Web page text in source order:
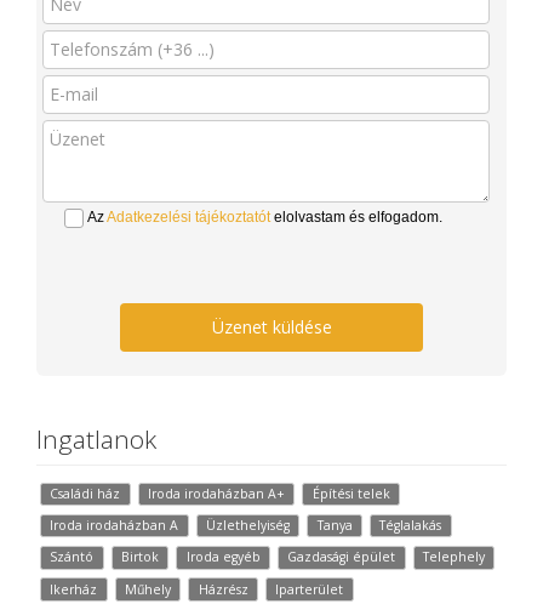
AzAdatkezelési tájékoztatótelolvastam és elfogadom.
Üzenet küldése
Ingatlanok
Családi ház Iroda irodaházban A+
Építési telek
Iroda irodaházban A
Üzlethelyiség Tanya
Téglalakás
Szántó
Birtok Iroda egyéb Gazdasági épület
Telephely
Ikerház
Műhely Házrész
Iparterület